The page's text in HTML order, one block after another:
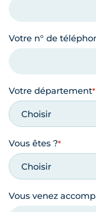
Votre n° de
Votre département
Choisir
Vous êtes ?
Choisir
Vous venez